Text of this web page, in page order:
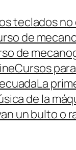
teclados
de
de
Cursos
La
de la
un bulto o